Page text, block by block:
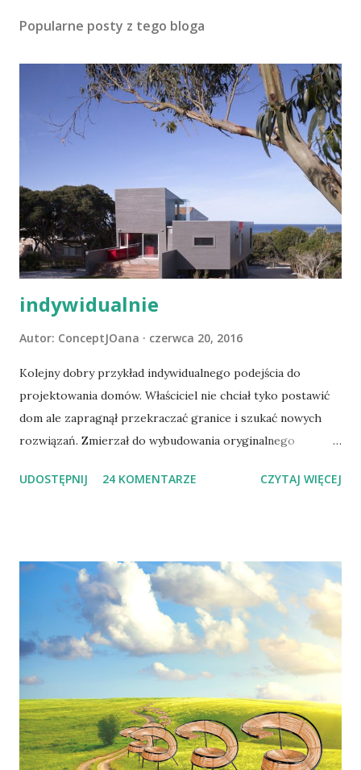
Popularne posty z tego bloga
indywidualnie
Autor: ConceptJOana czerwca 20, 2016
Kolejny dobry przykład indywidualnego podejścia do
projektowania domów. Właściciel nie chciał tyko postawić
dom ale zapragnął przekraczać granice i szukać nowych
rozwiązań. Zmierzał do wybudowania oryginalnego
się pierwsza litera nazwiska inwestora. Litera "K" została
schodową. Poprzecinane czerwone, błyszczące ściany
wyglądają obłędnie. Autor projektu : www.a-r-m.com.au
www.peterbennetts.com/ Po pierwszej inwestycji domu
letniego przyszła kolej na następną. Dom miejski stanął na
niewielkiej działce zajmując ją całą. Pierwsze skojarzenie
jakie pojawiło się w mojej głowie, to Centrum Pompidou.
Paryskie muzeum sztuki współczesnej ma wszystkie
instalacje wyprowadzone na zewnątrz podobnie jak w tym
budynku. W przypadku domu miejskiego na elewacji
UDOSTĘPNIJ 24 KOMENTARZE CZYTAJ WIĘCEJ